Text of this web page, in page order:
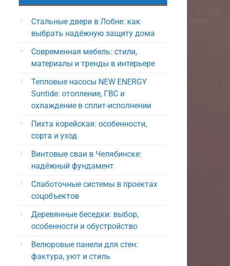
Стальные двери в Лобне: как
выбрать надёжную защиту дома
Современная мебель: стили,
материалы и тренды в интерьере
Тепловые насосы NEW ENERGY
Suntide: отопление, ГВС и
охлаждение в сплит-исполнении
Пихта корейская: особенности,
сорта и уход
Винтовые сваи в Челябинске:
надёжный фундамент
Слаботочные системы в проектах
соцобъектов
Деревянные беседки: выбор,
особенности и обустройство
Велюровые панели для стен:
фактура, уют и стиль